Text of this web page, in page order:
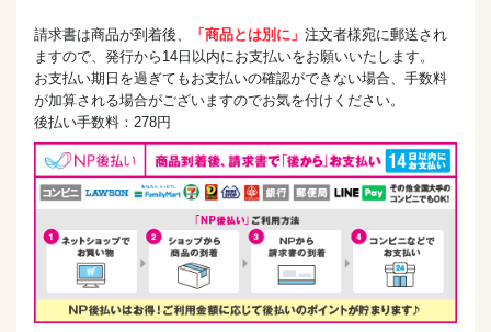
請求書は商品が到着後、 「商品とは別に」 注文者様宛に郵送され
ますので、発行から14日以内にお支払いをお願いいたします。
お支払い期日を過ぎてもお支払いの確認ができない場合、手数料
が加算される場合がございますのでお気を付けください。
後払い手数料：278円